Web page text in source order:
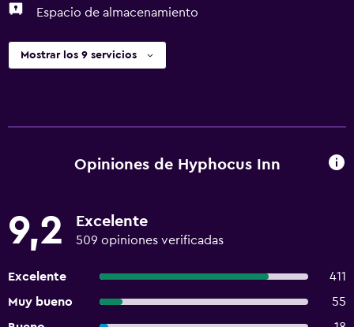
Espacio de almacenamiento
Mostrar los 9 servicios
Opiniones de Hyphocus Inn
9,2 Excelente
509 opiniones verificadas
Excelente
411
Muy bueno
55